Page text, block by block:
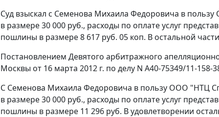
Суд взыскал с Семенова Михаила Федоровича в
в размере 30 000 руб., расходы по оплате услуг
пошлины в размере 8 617 руб. 05 коп. В остальной
Постановлением Девятого арбитражного
Москвы от 16 марта 2012 г. по делу N А40-75349/11-158-
С Семенова Михаила Федоровича в пользу ООО "НТЦ
в размере 30 000 руб., расходы по оплате услуг
пошлины в размере 11 296 руб. В удовлетворении